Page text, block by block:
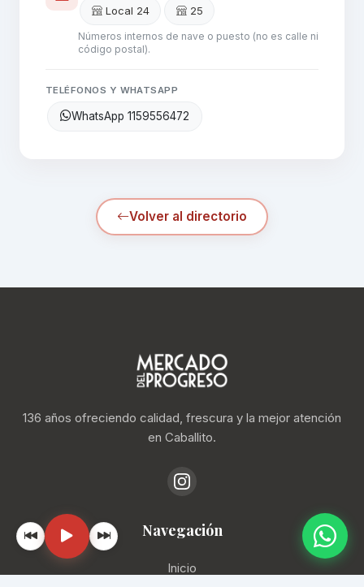
Local 24 25
Números internos de nave o puesto (no es calle ni
código postal).
TELÉFONOS Y WHATSAPP
WhatsApp 1159556472
Volver al directorio
136 años ofreciendo calidad, frescura y la mejor atención
en Caballito.
Navegación
Inicio